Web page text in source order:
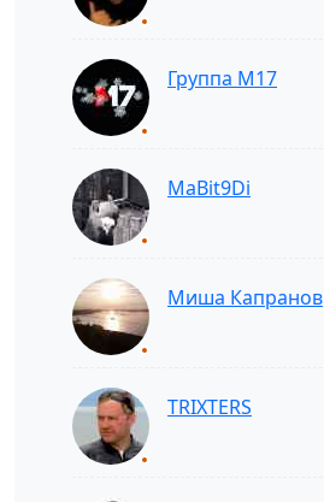
Группа M17
MaBit9Di
Миша Капранов
TRIXTERS